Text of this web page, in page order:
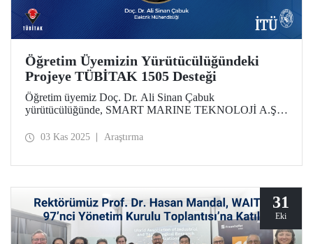
Öğretim Üyemizin Yürütücülüğündeki
Projeye TÜBİTAK 1505 Desteği
Öğretim üyemiz Doç. Dr. Ali Sinan Çabuk
yürütücülüğünde, SMART MARINE TEKNOLOJİ A.Ş.
Emisyonlarının Azaltılması ve Enerji Verimliliğinin
Destek Programı kapsamında desteklenmeye hak kazandı.
03 Kas 2025 Araştırma
31
Eki